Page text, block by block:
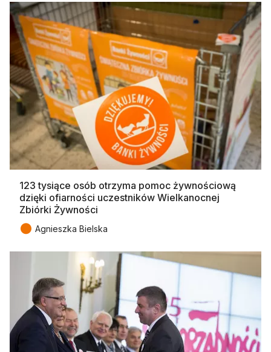
123 tysiące osób otrzyma pomoc żywnościową
dzięki ofiarności uczestników Wielkanocnej
Zbiórki Żywności
● Agnieszka Bielska